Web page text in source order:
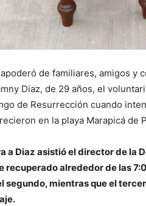
de familiares, amigos y
Diaz, de 29 años, el
de Resurrección cuando
en la playa Marapicá de
a Diaz asistió el director de la
recuperado alrededor de las
segundo, mientras que el